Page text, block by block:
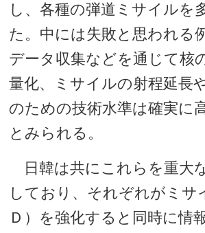
し、各種の弾道ミサイルを
た。中には失敗と思われる
データ収集などを通じて核
量化、ミサイルの射程延長
のための技術水準は確実に
とみられる。
日韓は共にこれらを重大
しており、それぞれがミサ
Ｄ）を強化すると同時に情